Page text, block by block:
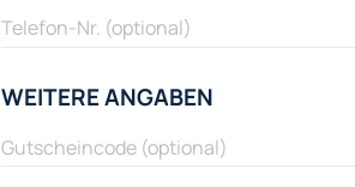
WEITERE ANGABEN